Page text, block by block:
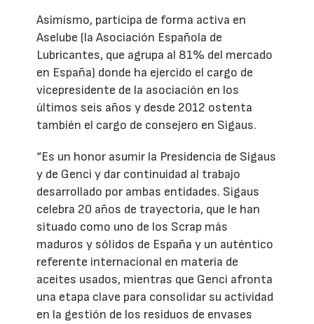
Asimismo, participa de forma activa en
Aselube (la Asociación Española de
Lubricantes, que agrupa al 81% del mercado
en España) donde ha ejercido el cargo de
vicepresidente de la asociación en los
últimos seis años y desde 2012 ostenta
también el cargo de consejero en Sigaus.
“Es un honor asumir la Presidencia de Sigaus
y de Genci y dar continuidad al trabajo
desarrollado por ambas entidades. Sigaus
celebra 20 años de trayectoria, que le han
situado como uno de los Scrap más
maduros y sólidos de España y un auténtico
referente internacional en materia de
aceites usados, mientras que Genci afronta
una etapa clave para consolidar su actividad
en la gestión de los residuos de envases